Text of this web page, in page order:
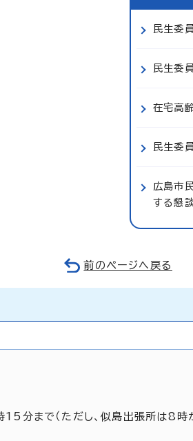
民生委
民生委
在宅高
民生委
広島市
する懇
前のページへ戻る
分まで（ただし、似島出張所は8